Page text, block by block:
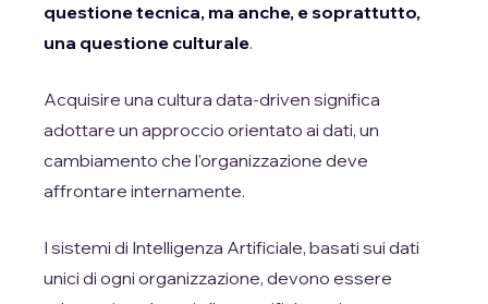
questione tecnica, ma anche, e soprattutto,
una questione culturale.
Acquisire una cultura data-driven significa
adottare un approccio orientato ai dati, un
cambiamento che l'organizzazione deve
affrontare internamente.
I sistemi di Intelligenza Artificiale, basati sui dati
unici di ogni organizzazione, devono essere